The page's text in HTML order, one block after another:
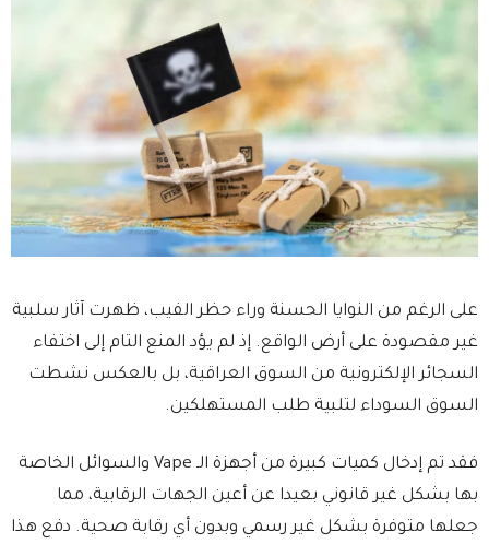
على الرغم من النوايا الحسنة وراء حظر الفيب، ظهرت آثار سلبية
غير مقصودة على أرض الواقع. إذ لم يؤد المنع التام إلى اختفاء
السجائر الإلكترونية من السوق العراقية، بل بالعكس نشطت
السوق السوداء لتلبية طلب المستهلكين.
فقد تم إدخال كميات كبيرة من أجهزة الـ Vape والسوائل الخاصة
بها بشكل غير قانوني بعيدا عن أعين الجهات الرقابية، مما
جعلها متوفرة بشكل غير رسمي وبدون أي رقابة صحية. دفع هذا